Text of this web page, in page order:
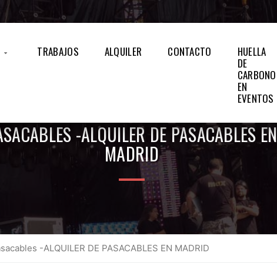
TRABAJOS ALQUILER CONTACTO
HUELLA
DE
CARBONO
EN
EVENTOS
-ALQUILER DE PASACABLES EN
MADRID
-ALQUILER DE PASACABLES EN MADRID